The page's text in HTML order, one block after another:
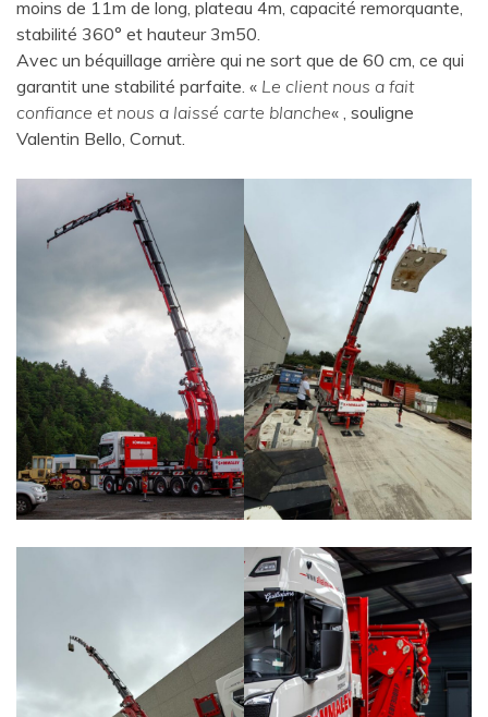
moins de 11m de long, plateau 4m, capacité remorquante,
stabilité 360° et hauteur 3m50.
Avec un béquillage arrière qui ne sort que de 60 cm, ce qui
garantit une stabilité parfaite. « Le client nous a fait
confiance et nous a laissé carte blanche« , souligne
Valentin Bello, Cornut.